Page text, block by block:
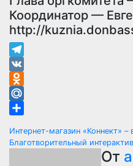
Координатор —
http://
Telegram
VK
Odnoklassniki
Mail.Ru
Навигация
Интернет-магазин «Коннект»
Благотворительный
От